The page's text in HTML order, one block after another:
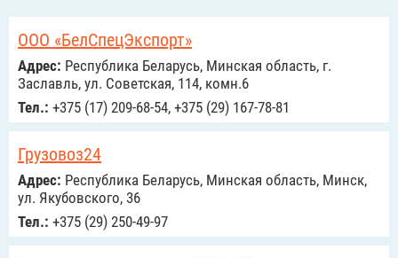
ООО «БелСпецЭкспорт»
Адрес: Республика Беларусь, Минская область, г.
Заславль, ул. Советская, 114, комн.6
Тел.: +375 (17) 209-68-54, +375 (29) 167-78-81
Грузовоз24
Адрес: Республика Беларусь, Минская область, Минск,
ул. Якубовского, 36
Тел.: +375 (29) 250-49-97